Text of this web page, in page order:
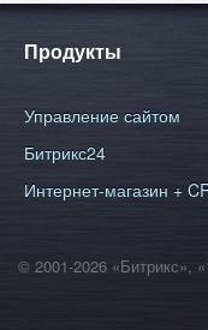
Продукты
Управление сайтом
Битрикс24
Интернет-магазин +
© 2001-2026